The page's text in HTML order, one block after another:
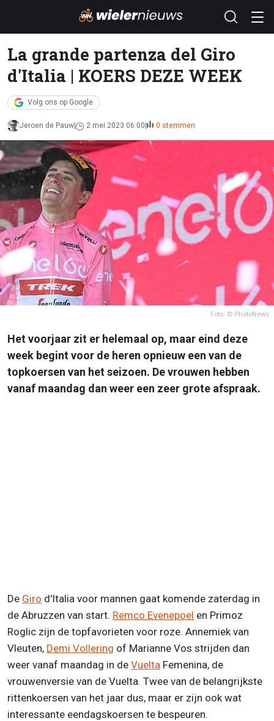
La grande partenza del Giro
d'Italia | KOERS DEZE WEEK
Volg ons op Google
Jeroen de Pauw 2 mei 2023 06:00 0 stemmen
Foto: © PhotoNews
Het voorjaar zit er helemaal op, maar eind deze
week begint voor de heren opnieuw een van de
topkoersen van het seizoen. De vrouwen hebben
vanaf maandag dan weer een zeer grote afspraak.
De Giro d'Italia voor mannen gaat komende zaterdag in
de Abruzzen van start. Remco Evenepoel en Primoz
Roglic zijn de topfavorieten voor roze. Annemiek van
Vleuten, Demi Vollering of Marianne Vos strijden dan
weer vanaf maandag in de Vuelta Femenina, de
vrouwenversie van de Vuelta. Twee van de belangrijkste
rittenkoersen van het jaar dus, maar er zijn ook wat
interessante eendagskoersen te bespeuren.